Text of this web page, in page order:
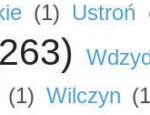
(1) Ustroń
(1) Wilczyn